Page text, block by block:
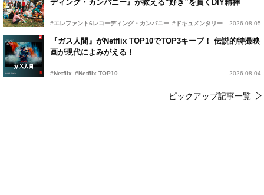
ディング・カンパニー』が教える“好き”を貫くDIY精神
#エレファント6レコーディング・カンパニー #ドキュメンタリー 2026.08.05
『ガス人間』がNetflix TOP10でTOP3キープ！ 伝説的特撮映
画が現代によみがえる！
#Netflix #Netflix TOP10 2026.08.04
ピックアップ記事一覧